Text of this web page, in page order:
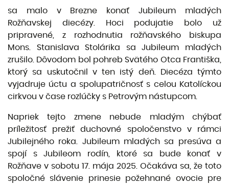
sa malo v Brezne konať Jubileum mladých
Rožňavskej diecézy. Hoci podujatie bolo už
pripravené, z rozhodnutia rožňavského biskupa
Mons. Stanislava Stolárika sa Jubileum mladých
zrušilo. Dôvodom bol pohreb Svätého Otca Františka,
ktorý sa uskutočnil v ten istý deň. Diecéza týmto
vyjadruje úctu a spolupatričnosť s celou Katolíckou
cirkvou v čase rozlúčky s Petrovým nástupcom.
Napriek tejto zmene nebude mladým chýbať
príležitosť prežiť duchovné spoločenstvo v rámci
Jubilejného roka. Jubileum mladých sa presúva a
spojí s Jubileom rodín, ktoré sa bude konať v
Rožňave v sobotu 17. mája 2025. Očakáva sa, že toto
spoločné slávenie prinesie požehnané ovocie pre